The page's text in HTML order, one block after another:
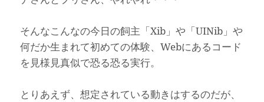
そんなこんなの今日の飼主「Xib」や「UINib」や
何だか生まれて初めての体験、Webにあるコード
を見様見真似で恐る恐る実行。
とりあえず、想定されている動きはするのだが、